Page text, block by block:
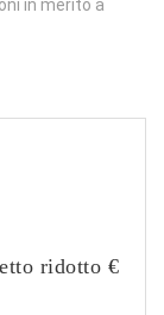
in merito a
ridotto €